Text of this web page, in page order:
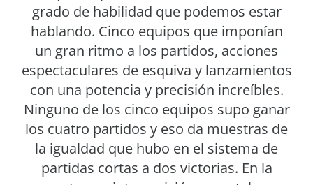
grado de habilidad que podemos estar
hablando. Cinco equipos que imponían
un gran ritmo a los partidos, acciones
espectaculares de esquiva y lanzamientos
con una potencia y precisión increíbles.
Ninguno de los cinco equipos supo ganar
los cuatro partidos y eso da muestras de
la igualdad que hubo en el sistema de
partidas cortas a dos victorias. En la